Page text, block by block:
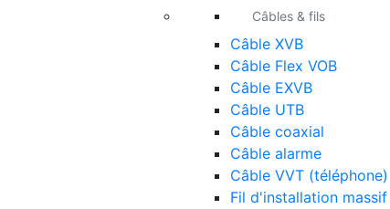
Câbles & fils
Câble XVB
Câble Flex VOB
Câble EXVB
Câble UTB
Câble coaxial
Câble alarme
Câble VVT (téléphone)
Fil d'installation massif